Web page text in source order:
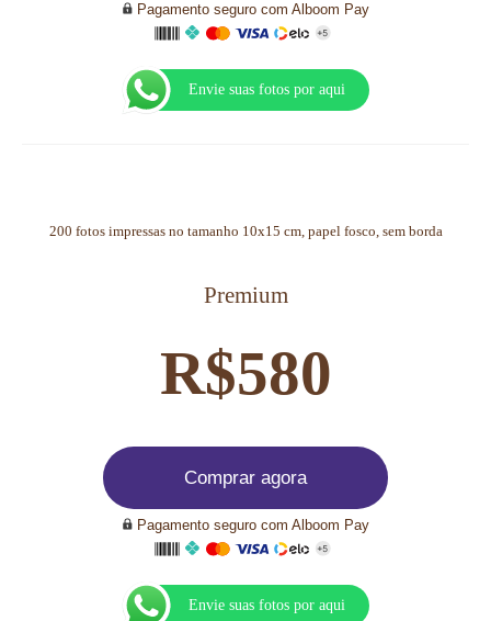
Pagamento seguro com Alboom Pay
Envie suas fotos por aqui
200 fotos impressas no tamanho 10x15 cm, papel fosco, sem borda
Premium
R$580
Comprar agora
Pagamento seguro com Alboom Pay
Envie suas fotos por aqui